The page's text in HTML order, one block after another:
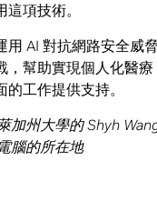
項技術。
用 AI 對抗網路安全威
，幫助實現個人化醫
工作提供支持。
加州大學的 Shyh
腦的所在地